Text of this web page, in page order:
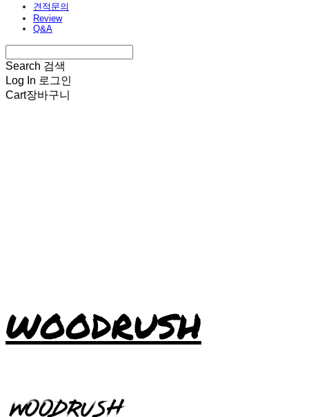
견적문의
Review
Q&A
Search 검색
Log In 로그인
Cart장바구니
WOODRUSH